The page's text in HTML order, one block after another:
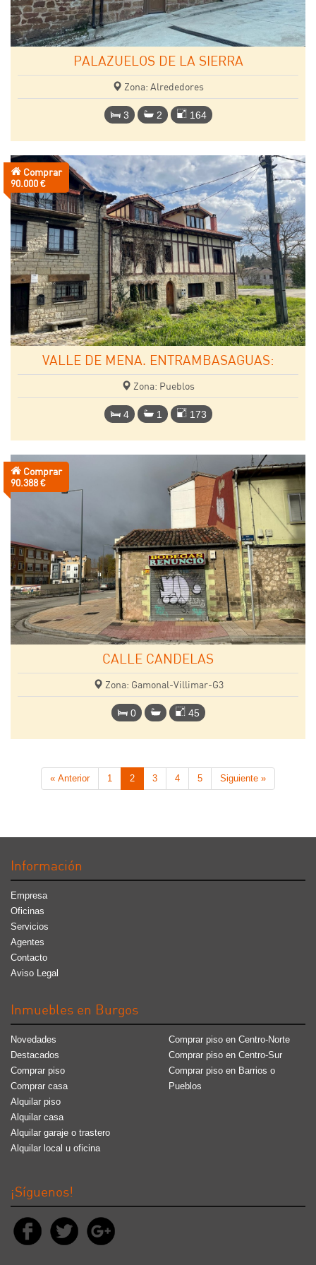
PALAZUELOS DE LA SIERRA
Zona: Alrededores
3 2 164
VALLE DE MENA. ENTRAMBASAGUAS:
Comprar
Precio:
90.000 €
Zona: Pueblos
4 1 173
CALLE CANDELAS
Comprar
Precio:
90.388 €
Zona: Gamonal-Villimar-G3
0 45
« Anterior 1 2 3 4 5 Siguiente »
Información
Empresa
Oficinas
Servicios
Agentes
Contacto
Aviso Legal
Inmuebles en Burgos
Novedades
Destacados
Comprar piso
Comprar casa
Alquilar piso
Alquilar casa
Alquilar garaje o trastero
Alquilar local u oficina
Comprar piso en Centro-Norte
Comprar piso en Centro-Sur
Comprar piso en Barrios o
Pueblos
¡Síguenos!